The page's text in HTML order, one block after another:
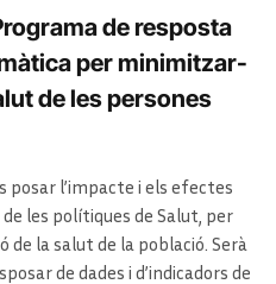
de resposta
per minimitzar-
de les persones
posar l’impacte i els efectes
les polítiques de Salut, per
la salut de la població. Serà
de dades i d’indicadors de